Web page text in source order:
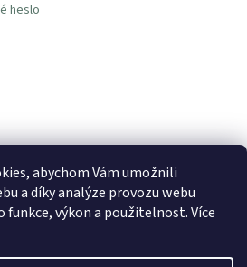
abychom Vám umožnili
a díky analýze provozu webu
funkce, výkon a použitelnost. Více
heslo